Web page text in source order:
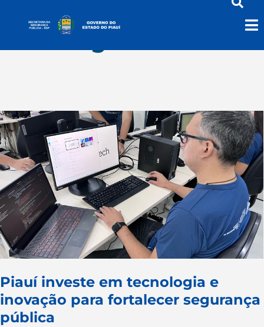
Tecnologia
Piauí investe em tecnologia e
inovação para fortalecer segurança
pública